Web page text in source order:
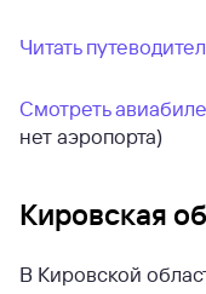
Читать
Смотреть
нет аэропорта)
Кировская
В Кировской